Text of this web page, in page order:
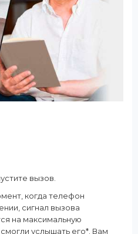
вызов.
когда телефон
сигнал вызова
на максимальную
услышать его*. Вам